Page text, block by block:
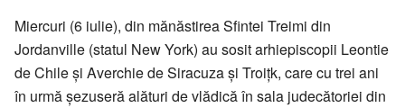
Miercuri (6 iulie), din mănăstirea Sfintei Treimi din
Jordanville (statul New York) au sosit arhiepiscopii Leontie
de Chile și Averchie de Siracuza și Troițk, care cu trei ani
în urmă șezuseră alături de vlădică în sala judecătoriei din